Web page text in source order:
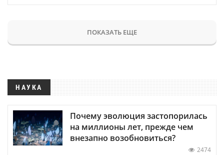
ПОКАЗАТЬ ЕЩЕ
НАУКА
Почему эволюция застопорилась
на миллионы лет, прежде чем
внезапно возобновиться?
2474